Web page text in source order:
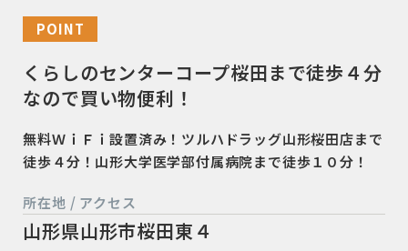
POINT
くらしのセンターコープ桜田まで徒歩４分
なので買い物便利！
無料ＷｉＦｉ設置済み！ツルハドラッグ山形桜田店まで
徒歩４分！山形大学医学部付属病院まで徒歩１０分！
所在地 / アクセス
山形県山形市桜田東４